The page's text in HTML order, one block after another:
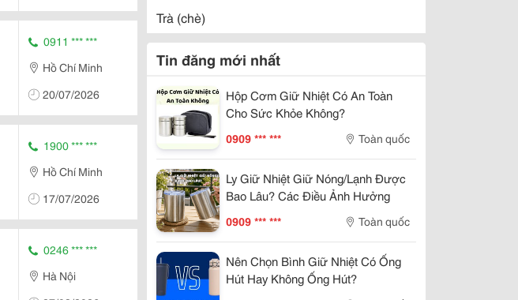
0911 *** ***
Hồ Chí Minh
20/07/2026
1900 *** ***
Hồ Chí Minh
17/07/2026
0246 *** ***
Hà Nội
Trà (chè)
Đồ uống khác
Tin đăng mới nhất
Hộp Cơm Giữ Nhiệt Có An Toàn
Cho Sức Khỏe Không?
0909 *** *** Toàn quốc
Ly Giữ Nhiệt Giữ Nóng/Lạnh Được
Bao Lâu? Các Điều Ảnh Hưởng
0909 *** *** Toàn quốc
Nên Chọn Bình Giữ Nhiệt Có Ống
Hút Hay Không Ống Hút?